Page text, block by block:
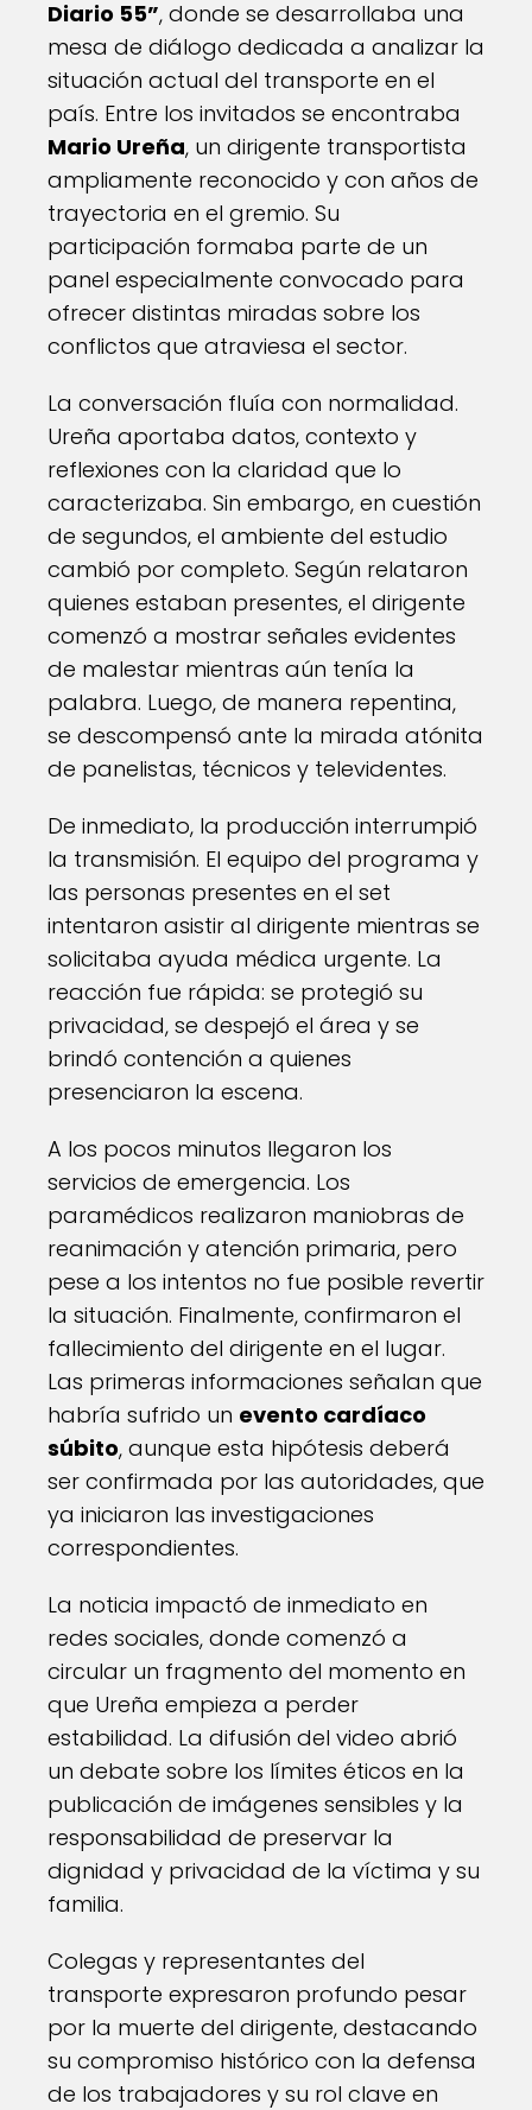
Diario 55”, donde se desarrollaba una
mesa de diálogo dedicada a analizar la
situación actual del transporte en el
país. Entre los invitados se encontraba
Mario Ureña, un dirigente transportista
ampliamente reconocido y con años de
trayectoria en el gremio. Su
participación formaba parte de un
panel especialmente convocado para
ofrecer distintas miradas sobre los
conflictos que atraviesa el sector.
La conversación fluía con normalidad.
Ureña aportaba datos, contexto y
reflexiones con la claridad que lo
caracterizaba. Sin embargo, en cuestión
de segundos, el ambiente del estudio
cambió por completo. Según relataron
quienes estaban presentes, el dirigente
comenzó a mostrar señales evidentes
de malestar mientras aún tenía la
palabra. Luego, de manera repentina,
se descompensó ante la mirada atónita
de panelistas, técnicos y televidentes.
De inmediato, la producción interrumpió
la transmisión. El equipo del programa y
las personas presentes en el set
intentaron asistir al dirigente mientras se
solicitaba ayuda médica urgente. La
reacción fue rápida: se protegió su
privacidad, se despejó el área y se
brindó contención a quienes
presenciaron la escena.
A los pocos minutos llegaron los
servicios de emergencia. Los
paramédicos realizaron maniobras de
reanimación y atención primaria, pero
pese a los intentos no fue posible revertir
la situación. Finalmente, confirmaron el
fallecimiento del dirigente en el lugar.
Las primeras informaciones señalan que
habría sufrido un evento cardíaco
súbito, aunque esta hipótesis deberá
ser confirmada por las autoridades, que
ya iniciaron las investigaciones
correspondientes.
La noticia impactó de inmediato en
redes sociales, donde comenzó a
circular un fragmento del momento en
que Ureña empieza a perder
estabilidad. La difusión del video abrió
un debate sobre los límites éticos en la
publicación de imágenes sensibles y la
responsabilidad de preservar la
dignidad y privacidad de la víctima y su
familia.
Colegas y representantes del
transporte expresaron profundo pesar
por la muerte del dirigente, destacando
su compromiso histórico con la defensa
de los trabajadores y su rol clave en